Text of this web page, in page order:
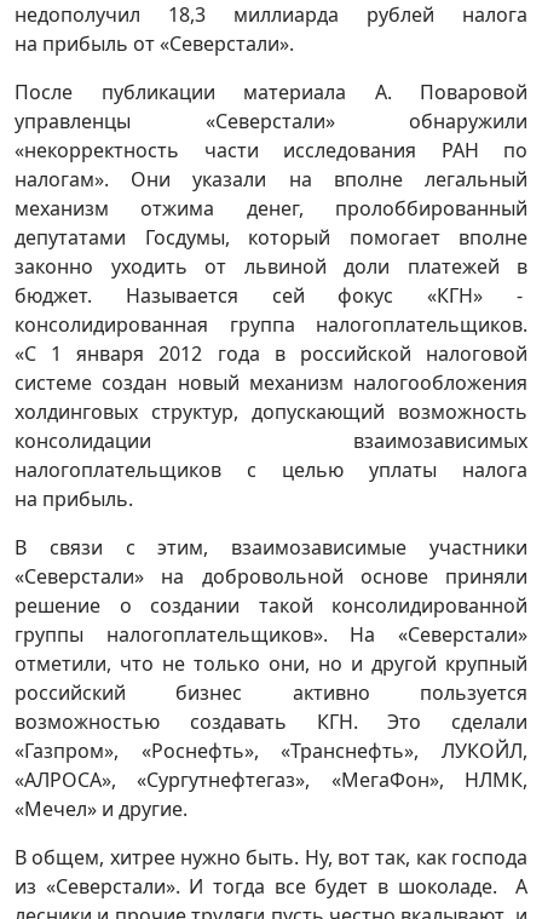
недополучил 18,3 миллиарда рублей налога
на прибыль от «Северстали».
После публикации материала А. Поваровой
управленцы «Северстали» обнаружили
«некорректность части исследования РАН по
налогам». Они указали на вполне легальный
механизм отжима денег, пролоббированный
депутатами Госдумы, который помогает вполне
законно уходить от львиной доли платежей в
бюджет. Называется сей фокус «КГН» -
консолидированная группа налогоплательщиков.
«С 1 января 2012 года в российской налоговой
системе создан новый механизм налогообложения
холдинговых структур, допускающий возможность
консолидации взаимозависимых
налогоплательщиков с целью уплаты налога
на прибыль.
В связи с этим, взаимозависимые участники
«Северстали» на добровольной основе приняли
решение о создании такой консолидированной
группы налогоплательщиков». На «Северстали»
отметили, что не только они, но и другой крупный
российский бизнес активно пользуется
возможностью создавать КГН. Это сделали
«Газпром», «Роснефть», «Транснефть», ЛУКОЙЛ,
«АЛРОСА», «Сургутнефтегаз», «МегаФон», НЛМК,
«Мечел» и другие.
В общем, хитрее нужно быть. Ну, вот так, как господа
из «Северстали». И тогда все будет в шоколаде. А